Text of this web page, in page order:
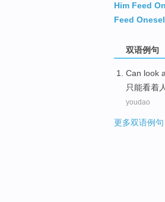
Him Feed
Feed
双语例句
Can look
只能看着
youdao
更多双语例句